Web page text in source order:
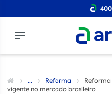
... Reforma
vigente no mercado brasileiro